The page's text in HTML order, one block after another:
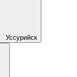
Уссурийск